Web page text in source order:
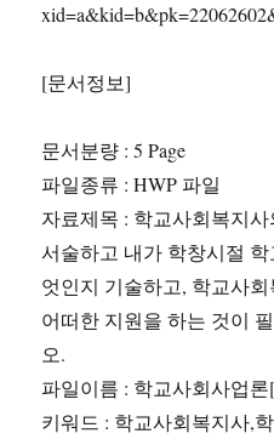
[문서정보]
문서분량 : 5 Page
파일종류 : HWP 파일
자료제목 : 학교사회복지
서술하고 내가 학창시절
엇인지 기술하고, 학교사
어떠한 지원을 하는 것이
오.
파일이름 : 학교사회사업론
키워드 : 학교사회복지사,